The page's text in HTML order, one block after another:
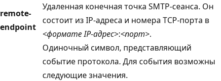
remote-
endpoint
Удаленная конечная точка SMTP-сеанса. Он
состоит из IP-адреса и номера TCP-порта в
<формате IP-адрес>:<порт>.
Одиночный символ, представляющий
событие протокола. Для события возможны
следующие значения.